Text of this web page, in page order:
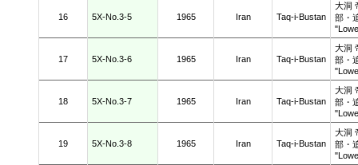
16 5X-No.3-5 1965 Iran Taq-i-Bustan
大洞
部・
17 5X-No.3-6 1965 Iran Taq-i-Bustan
大洞
部・
18 5X-No.3-7 1965 Iran Taq-i-Bustan
大洞
部・
19 5X-No.3-8 1965 Iran Taq-i-Bustan
大洞
部・